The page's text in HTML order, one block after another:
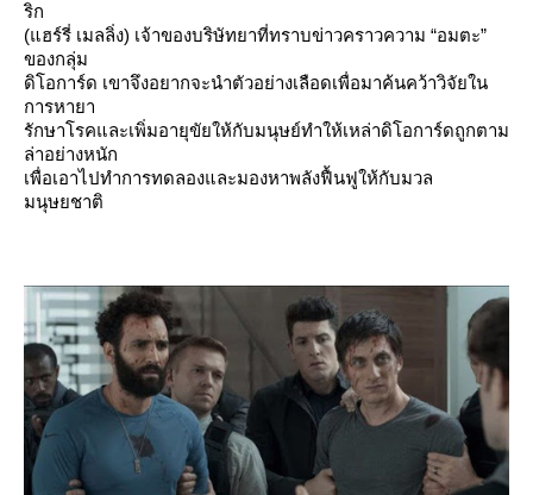
ริก
(แฮร์รี่ เมลลิ่ง) เจ้าของบริษัทยาที่ทราบข่าวคราวความ “อมตะ”
ของกลุ่ม
ดิโอการ์ด เขาจึงอยากจะนำตัวอย่างเลือดเพื่อมาค้นคว้าวิจัยใน
การหายา
รักษาโรคและเพิ่มอายุขัยให้กับมนุษย์ทำให้เหล่าดิโอการ์ดถูกตาม
ล่าอย่างหนัก
เพื่อเอาไปทำการทดลองและมองหาพลังฟื้นฟูให้กับมวล
มนุษยชาติ